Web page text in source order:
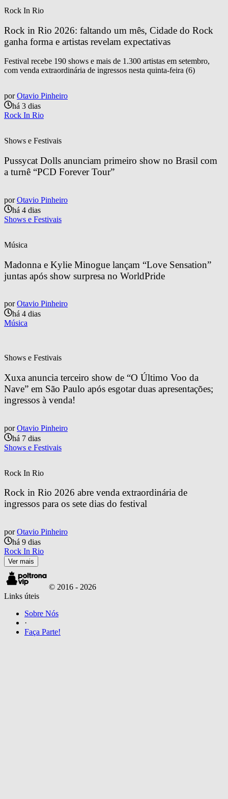
Rock In Rio
Rock in Rio 2026: faltando um mês, Cidade do Rock
ganha forma e artistas revelam expectativas
Festival recebe 190 shows e mais de 1.300 artistas em setembro,
com venda extraordinária de ingressos nesta quinta-feira (6)
por Otavio Pinheiro
há 3 dias
Rock In Rio
Shows e Festivais
Pussycat Dolls anunciam primeiro show no Brasil com
a turnê “PCD Forever Tour”
por Otavio Pinheiro
há 4 dias
Shows e Festivais
Música
Madonna e Kylie Minogue lançam “Love Sensation”
juntas após show surpresa no WorldPride
por Otavio Pinheiro
há 4 dias
Música
Shows e Festivais
Xuxa anuncia terceiro show de “O Último Voo da
Nave” em São Paulo após esgotar duas apresentações;
ingressos à venda!
por Otavio Pinheiro
há 7 dias
Shows e Festivais
Rock In Rio
Rock in Rio 2026 abre venda extraordinária de
ingressos para os sete dias do festival
por Otavio Pinheiro
há 9 dias
Rock In Rio
Ver mais
© 2016 - 2026
Links úteis
Sobre Nós
·
Faça Parte!